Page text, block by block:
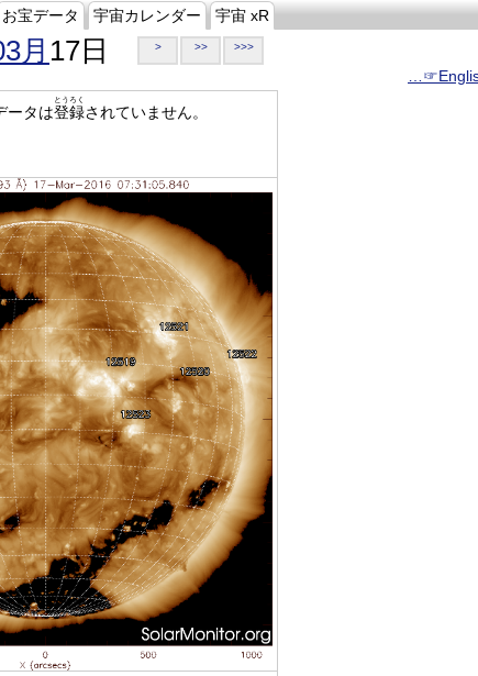
お宝データ 宇宙カレンダー 宇宙 xR
月 17日 > >> >>>
ータは登録
とうろく
されていません。